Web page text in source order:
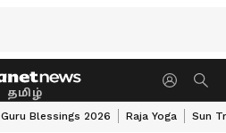
தமிழ்
Guru Blessings 2026 Raja Yoga Sun